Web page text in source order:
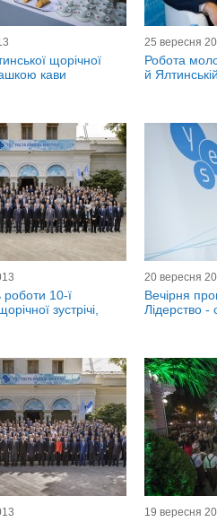
щорічної
кави
25 вересня
Робота
й
роботи 10-ї
зустрічі,
20 вересня
Вечірня
Лідерство -
19 вересня